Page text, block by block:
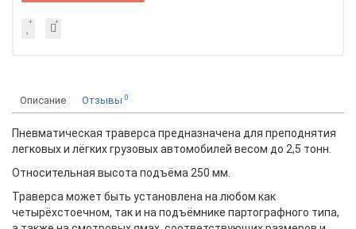
Описание Отзывы 0
Пневматическая траверса предназначена для преподнятия
легковых и лёгких грузовых автомобилей весом до 2,5 тонн.
Относительная высота подъёма 250 мм.
Траверса может быть установлена на любом как
четырёхстоечном, так и на подъёмнике партографного типа,